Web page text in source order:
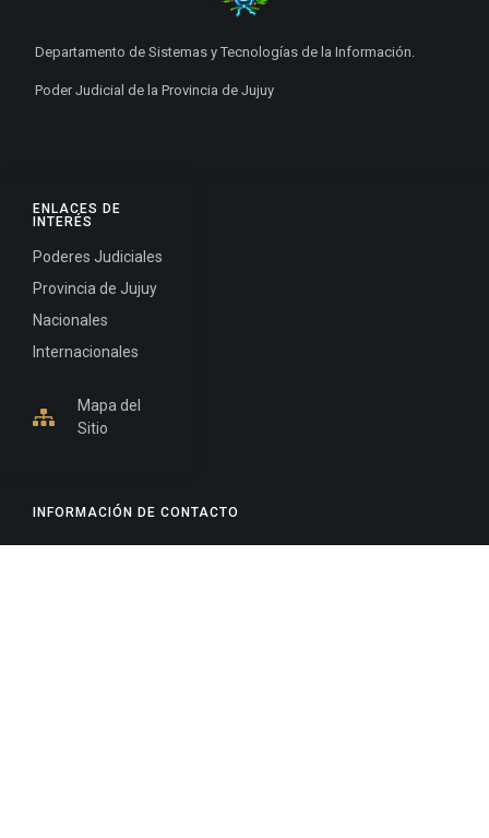
INFORMACIÓN DE CONTACTO
ENLACES DE
INTERÉS
Poderes Judiciales
Provincia de Jujuy
Nacionales
Internacionales
Mapa del
Sitio
Departamento de Sistemas y Tecnologías de la Información.
Poder Judicial de la Provincia de Jujuy